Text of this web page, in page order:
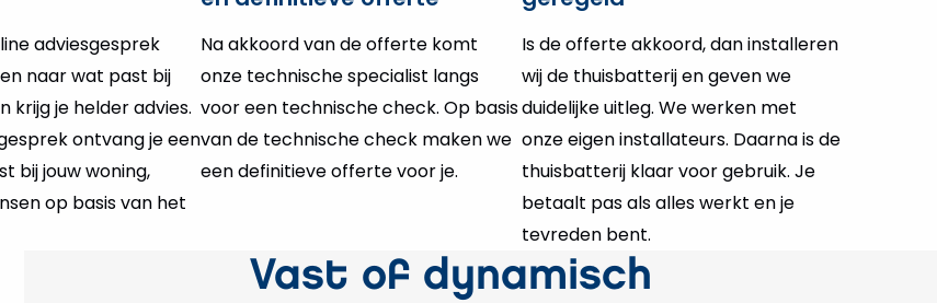
adviesgesprek
naar wat past bij
krijg je helder advies.
ontvang je een
bij jouw woning,
op basis van het
Na akkoord van de offerte komt
onze technische specialist langs
voor een technische check. Op basis
van de technische check maken we
een definitieve offerte voor je.
Is de offerte akkoord, dan installeren
wij de thuisbatterij en geven we
duidelijke uitleg. We werken met
onze eigen installateurs. Daarna is de
thuisbatterij klaar voor gebruik. Je
betaalt pas als alles werkt en je
tevreden bent.
Vast of dynamisch